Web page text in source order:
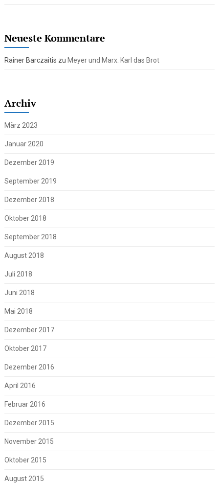
Neueste Kommentare
Rainer Barczaitis zu Meyer und Marx: Karl das Brot
Archiv
März 2023
Januar 2020
Dezember 2019
September 2019
Dezember 2018
Oktober 2018
September 2018
August 2018
Juli 2018
Juni 2018
Mai 2018
Dezember 2017
Oktober 2017
Dezember 2016
April 2016
Februar 2016
Dezember 2015
November 2015
Oktober 2015
August 2015